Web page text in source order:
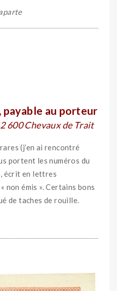
payable au porteur
600 Chevaux de Trait
(j’en ai rencontré
portent les numéros du
écrit en lettres
non émis ». Certains bons
de taches de rouille.